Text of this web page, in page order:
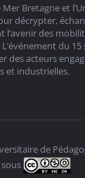
Bretagne et
décrypter,
des
du
des acteurs
et industrielles.
de
sous